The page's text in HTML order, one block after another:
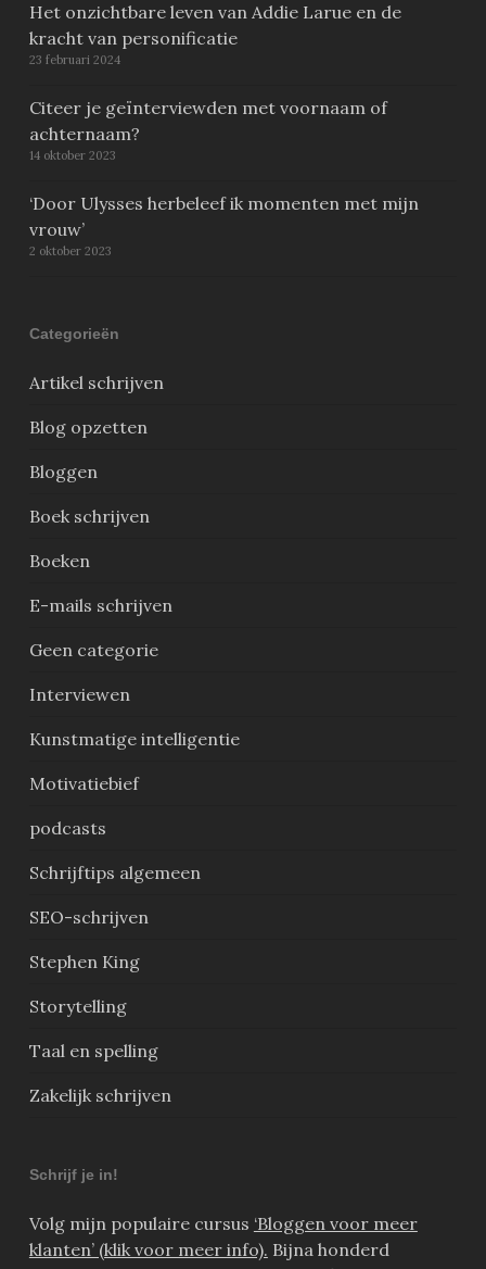
Het onzichtbare leven van Addie Larue en de
kracht van personificatie
23 februari 2024
Citeer je geïnterviewden met voornaam of
achternaam?
14 oktober 2023
‘Door Ulysses herbeleef ik momenten met mijn
vrouw’
2 oktober 2023
Categorieën
Artikel schrijven
Blog opzetten
Bloggen
Boek schrijven
Boeken
E-mails schrijven
Geen categorie
Interviewen
Kunstmatige intelligentie
Motivatiebief
podcasts
Schrijftips algemeen
SEO-schrijven
Stephen King
Storytelling
Taal en spelling
Zakelijk schrijven
Schrijf je in!
Volg mijn populaire cursus ‘Bloggen voor meer
klanten’ (klik voor meer info). Bijna honderd